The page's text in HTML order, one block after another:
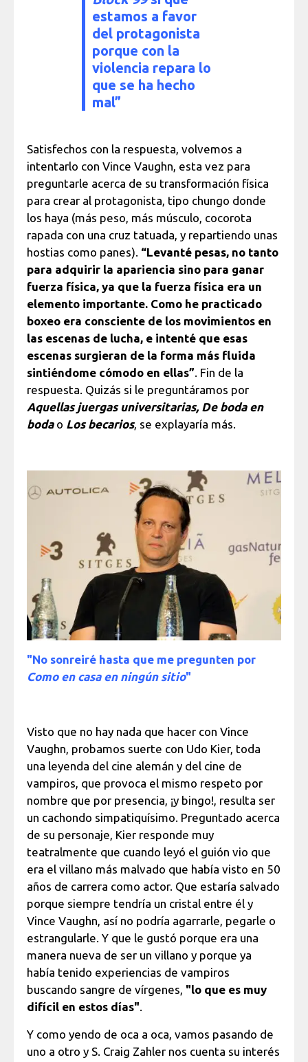
estamos a favor
del protagonista
porque con la
violencia repara lo
que se ha hecho
mal”
Satisfechos con la respuesta, volvemos a
intentarlo con Vince Vaughn, esta vez para
preguntarle acerca de su transformación física
para crear al protagonista, tipo chungo donde
los haya (más peso, más músculo, cocorota
rapada con una cruz tatuada, y repartiendo unas
hostias como panes). “Levanté pesas, no tanto
para adquirir la apariencia sino para ganar
fuerza física, ya que la fuerza física era un
elemento importante. Como he practicado
boxeo era consciente de los movimientos en
las escenas de lucha, e intenté que esas
escenas surgieran de la forma más fluida
sintiéndome cómodo en ellas”. Fin de la
respuesta. Quizás si le preguntáramos por
Aquellas juergas universitarias, De boda en
bodao Los becarios, se explayaría más.
"No sonreiré hasta que me pregunten por
Como en casa en ningún sitio"
Visto que no hay nada que hacer con Vince
Vaughn, probamos suerte con Udo Kier, toda
una leyenda del cine alemán y del cine de
vampiros, que provoca el mismo respeto por
nombre que por presencia, ¡y bingo!, resulta ser
un cachondo simpatiquísimo. Preguntado acerca
de su personaje, Kier responde muy
teatralmente que cuando leyó el guión vio que
era el villano más malvado que había visto en 50
años de carrera como actor. Que estaría salvado
porque siempre tendría un cristal entre él y
Vince Vaughn, así no podría agarrarle, pegarle o
estrangularle. Y que le gustó porque era una
manera nueva de ser un villano y porque ya
había tenido experiencias de vampiros
buscando sangre de vírgenes, "lo que es muy
difícil en estos días"
Y como yendo de oca a oca, vamos pasando de
uno a otro y S. Craig Zahler nos cuenta su interés